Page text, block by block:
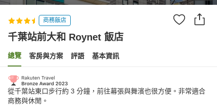
商務飯店
千葉站前大和 Roynet 飯店
總覽 客房與方案 評語 基本資訊
從千葉站東口步行約 3 分鐘，前往幕張與舞濱也很方便。非常適合
商務與休閒。